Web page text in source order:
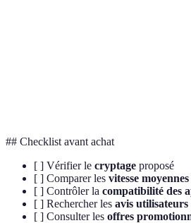
## Checklist avant achat
[ ] Vérifier le cryptage proposé
[ ] Comparer les vitesse moyennes
[ ] Contrôler la compatibilité des
[ ] Rechercher les avis utilisateurs
[ ] Consulter les offres